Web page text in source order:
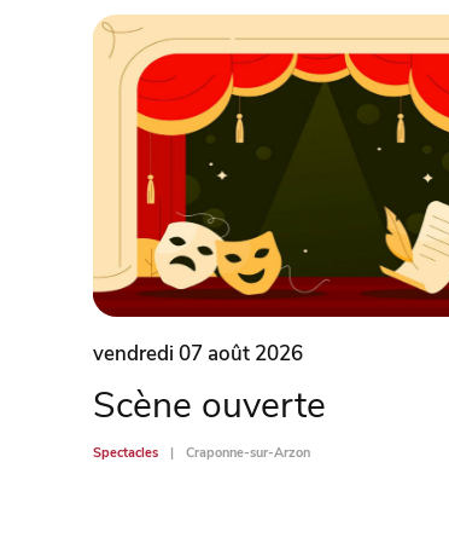
vendredi 07 août 2026
Scène ouverte
Spectacles Craponne-sur-Arzon